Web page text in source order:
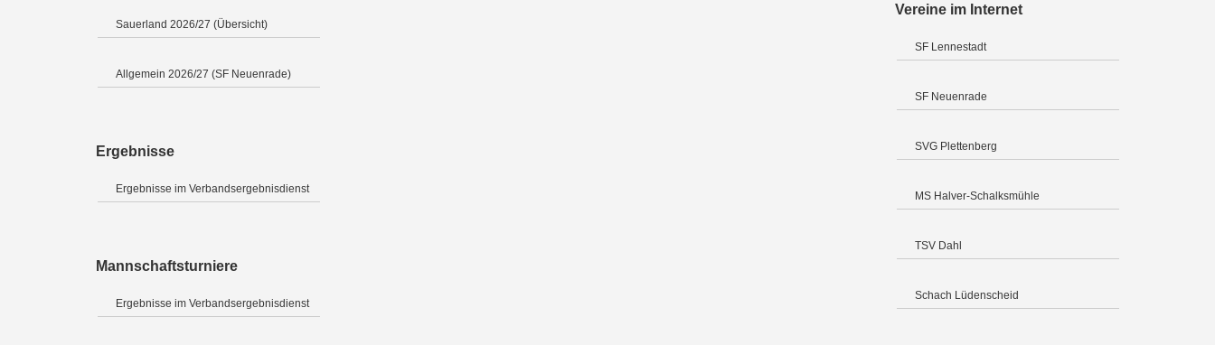
Sauerland 2026/27 (Übersicht)
Allgemein 2026/27 (SF Neuenrade)
Ergebnisse
Ergebnisse im Verbandsergebnisdienst
Mannschaftsturniere
Ergebnisse im Verbandsergebnisdienst
Vereine im Internet
SF Lennestadt
SF Neuenrade
SVG Plettenberg
MS Halver-Schalksmühle
TSV Dahl
Schach Lüdenscheid